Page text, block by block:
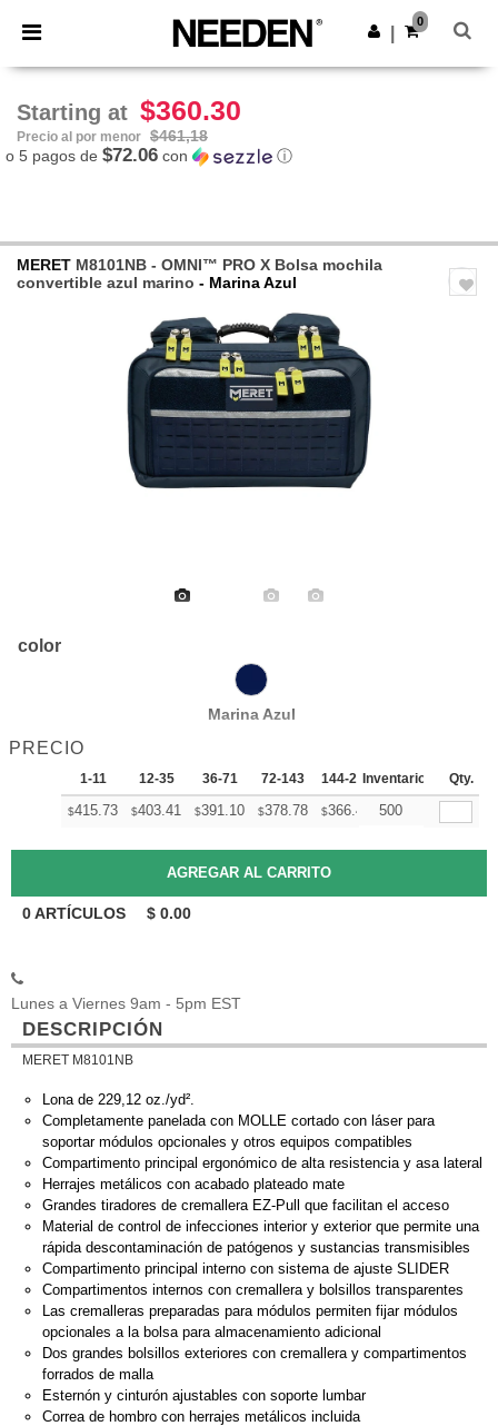
× App de Needen
¡Mejores precios en app!
Descargar app
0
Starting at $360.30
Precio al por menor $461,18
o 5 pagos de $72.06 con ⓘ
MERET M8101NB - OMNI™ PRO X Bolsa mochila
convertible azul marino - Marina Azul
color
Marina Azul
PRECIO
1-11 12-35 36-71 72-143 144-287 288 + Mas
Inventario Qty.
$415.73 $403.41 $391.10 $378.78 $366.46 $360.30
500
0ARTÍCULOS $ 0.00
Lunes a Viernes 9am - 5pm EST
DESCRIPCIÓN
MERET M8101NB
Lona de 229,12 oz./yd².
Completamente panelada con MOLLE cortado con láser para
soportar módulos opcionales y otros equipos compatibles
Compartimento principal ergonómico de alta resistencia y asa lateral
Herrajes metálicos con acabado plateado mate
Grandes tiradores de cremallera EZ-Pull que facilitan el acceso
Material de control de infecciones interior y exterior que permite una
rápida descontaminación de patógenos y sustancias transmisibles
Compartimento principal interno con sistema de ajuste SLIDER
Compartimentos internos con cremallera y bolsillos transparentes
Las cremalleras preparadas para módulos permiten fijar módulos
opcionales a la bolsa para almacenamiento adicional
Dos grandes bolsillos exteriores con cremallera y compartimentos
forrados de malla
Esternón y cinturón ajustables con soporte lumbar
Correa de hombro con herrajes metálicos incluida